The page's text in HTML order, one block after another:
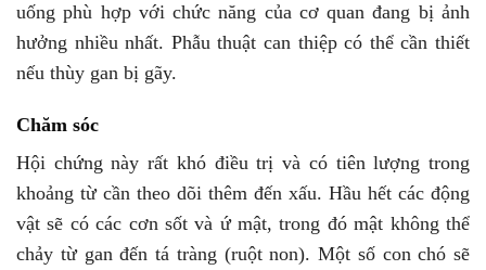
uống phù hợp với chức năng của cơ quan đang bị ảnh
hưởng nhiều nhất. Phẫu thuật can thiệp có thể cần thiết
nếu thùy gan bị gãy.
Chăm sóc
Hội chứng này rất khó điều trị và có tiên lượng trong
khoảng từ cần theo dõi thêm đến xấu. Hầu hết các động
vật sẽ có các cơn sốt và ứ mật, trong đó mật không thể
chảy từ gan đến tá tràng (ruột non). Một số con chó sẽ